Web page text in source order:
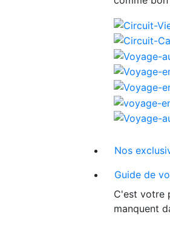
Nos
Guide de
C'est votre
manquent